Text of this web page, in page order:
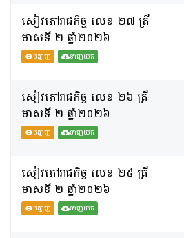
សៀវភៅរាជកិច្ច លេខ ២៧ ត្រី
មាសទី​ ២ ឆ្នាំ២០២៦
បង្ហាញ ទាញយក
សៀវភៅរាជកិច្ច លេខ ២៦ ត្រី
មាសទី​ ២ ឆ្នាំ២០២៦
បង្ហាញ ទាញយក
សៀវភៅរាជកិច្ច លេខ ២៥ ត្រី
មាសទី​ ២ ឆ្នាំ២០២៦
បង្ហាញ ទាញយក